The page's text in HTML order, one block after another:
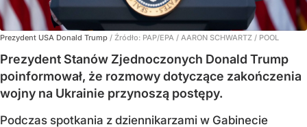
Prezydent USA Donald Trump / Źródło: PAP/EPA / AARON SCHWARTZ / POOL
Prezydent Stanów Zjednoczonych Donald Trump
poinformował, że rozmowy dotyczące zakończenia
wojny na Ukrainie przynoszą postępy.
Podczas spotkania z dziennikarzami w Gabinecie